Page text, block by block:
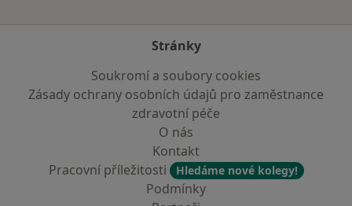
Stránky
Soukromí a soubory cookies
Zásady ochrany osobních údajů pro zaměstnance
zdravotní péče
O nás
Kontakt
Pracovní příležitosti
Hledáme nové kolegy!
Podmínky